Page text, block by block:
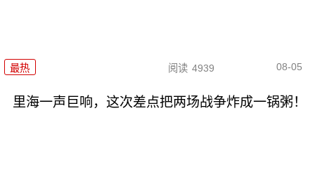
最热 阅读 4939 08-05
里海一声巨响，这次差点把两场战争炸成一锅粥！